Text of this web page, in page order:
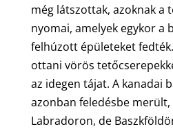
még látszottak, azoknak a
nyomai, amelyek egykor a
felhúzott épületeket
ottani vörös
az idegen tájat. A kanadai
azonban feledésbe merült,
Labradoron, de